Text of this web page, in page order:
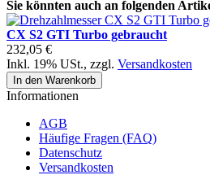
Sie könnten auch an folgenden
CX S2 GTI Turbo gebraucht
232,05 €
Inkl. 19% USt., zzgl. Versandkosten
In den Warenkorb
Informationen
AGB
Häufige Fragen (FAQ)
Datenschutz
Versandkosten